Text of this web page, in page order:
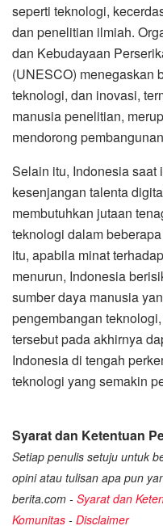
seperti teknologi,
dan penelitian ilmiah.
dan Kebudayaan
(UNESCO) menegaskan
teknologi, dan inovasi,
manusia penelitian,
mendorong
Selain itu, Indonesia saat
kesenjangan talenta
membutuhkan jutaan
teknologi dalam
itu, apabila minat
menurun, Indonesia
sumber daya manusia
pengembangan
tersebut pada akhirnya
Indonesia di tengah
teknologi yang semakin
Syarat dan Ketentuan
Setiap penulis setuju untuk
opini atau tulisan apa pun
berita.com - Syarat dan
Komunitas - Disclaimer